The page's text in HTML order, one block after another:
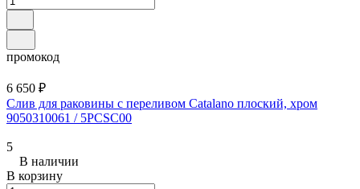
промокод
6 650 ₽
Слив для раковины с переливом Catalano плоский, хром
9050310061 / 5PCSC00
5
В наличии
В корзину